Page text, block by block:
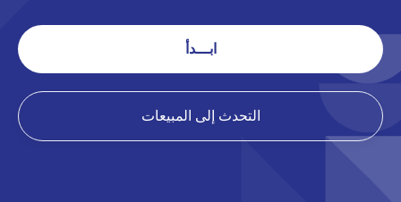
ابـــدأ
التحدث إلى المبيعات